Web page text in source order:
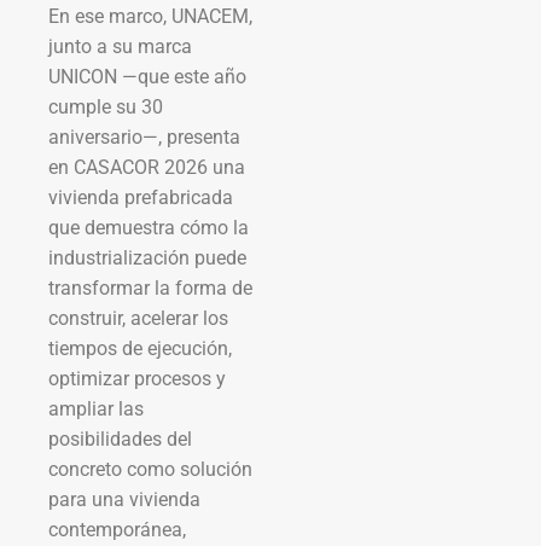
En ese marco, UNACEM,
junto a su marca
UNICON —que este año
cumple su 30
aniversario—, presenta
en CASACOR 2026 una
vivienda prefabricada
que demuestra cómo la
industrialización puede
transformar la forma de
construir, acelerar los
tiempos de ejecución,
optimizar procesos y
ampliar las
posibilidades del
concreto como solución
para una vivienda
contemporánea,